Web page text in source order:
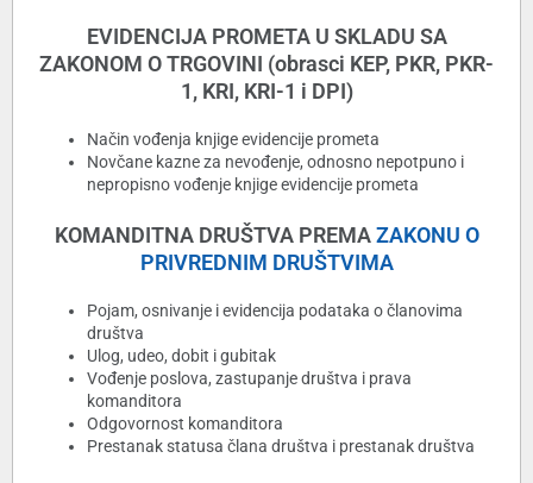
EVIDENCIJA PROMETA U SKLADU SA
ZAKONOM O TRGOVINI (obrasci KEP, PKR, PKR-
1, KRI, KRI-1 i DPI)
Način vođenja knjige evidencije prometa
Novčane kazne za nevođenje, odnosno nepotpuno i
nepropisno vođenje knjige evidencije prometa
KOMANDITNA DRUŠTVA PREMAZAKONU O
PRIVREDNIM DRUŠTVIMA
Pojam, osnivanje i evidencija podataka o članovima
društva
Ulog, udeo, dobit i gubitak
Vođenje poslova, zastupanje društva i prava
komanditora
Odgovornost komanditora
Prestanak statusa člana društva i prestanak društva